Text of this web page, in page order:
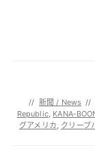
// 新聞 / News //
Republic, KANA-
グアメリカ, クリープ